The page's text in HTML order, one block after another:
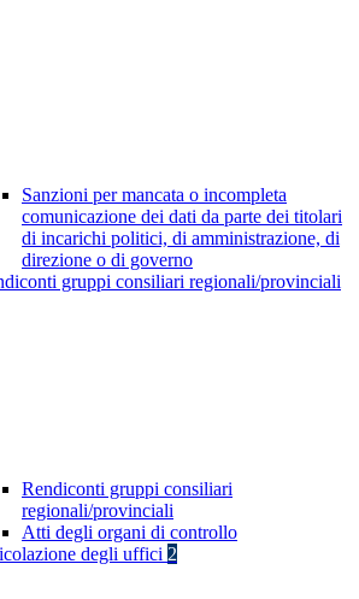
Sanzioni per mancata o incompleta
comunicazione dei dati da parte dei titolari
di incarichi politici, di amministrazione, di
direzione o di governo
gruppi consiliari regionali/provinciali
Rendiconti gruppi consiliari
regionali/provinciali
Atti degli organi di controllo
degli uffici 2